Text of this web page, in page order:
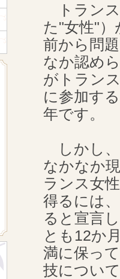
トランス
た"女性"
前から問
なか認め
がトラン
に参加す
年です。
しかし、
なかなか
ランス女
得るには
ると宣言
とも12か
満に保っ
技につい